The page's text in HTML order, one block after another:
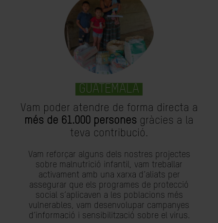
GUATEMALA
Vam poder atendre de forma directa a
més de 61.000 persones gràcies a la
teva contribució.
Vam reforçar alguns dels nostres projectes
sobre malnutrició infantil, vam treballar
activament amb una xarxa d’aliats per
assegurar que els programes de protecció
social s’aplicaven a les poblacions més
vulnerables, vam desenvolupar campanyes
d’informació i sensibilització sobre el virus.